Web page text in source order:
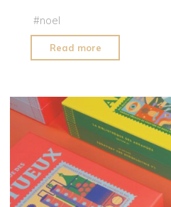
#noel
Read more
top
calendriers
de
l’Avent
gourmands
2024"